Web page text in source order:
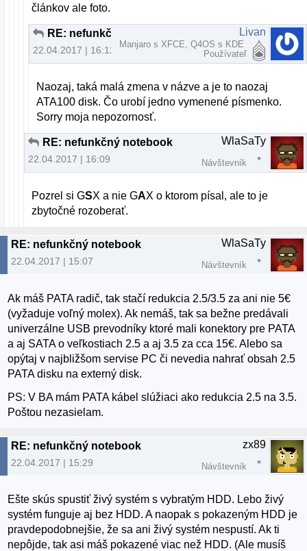
článkov ale foto.
RE: nefunkčný notebook
22.04.2017 | 16:12
Livan
Manjaro s XFCE, Q4OS s KDE
Používateľ
Naozaj, taká malá zmena v názve a je to naozaj
ATA100 disk. Čo urobí jedno vymenené písmenko.
Sorry moja nepozornosť.
RE: nefunkčný notebook
22.04.2017 | 16:09
WlaSaTy
Návštevník
Pozrel si GSX a nie GAX o ktorom písal, ale to je
zbytočné rozoberať.
RE: nefunkčný notebook
22.04.2017 | 15:07
WlaSaTy
Návštevník
Ak máš PATA radič, tak stačí redukcia 2.5/3.5 za ani nie 5€
(vyžaduje voľný molex). Ak nemáš, tak sa bežne predávali
univerzálne USB prevodníky ktoré mali konektory pre PATA
a aj SATA o veľkostiach 2.5 a aj 3.5 za cca 15€. Alebo sa
opýtaj v najbližšom servise PC či nevedia nahrať obsah 2.5
PATA disku na externý disk.
PS: V BA mám PATA kábel slúžiaci ako redukcia 2.5 na 3.5.
Poštou nezasielam.
RE: nefunkčný notebook
22.04.2017 | 15:29
zx89
Návštevník
Ešte skús spustiť živý systém s vybratým HDD. Lebo živý
systém funguje aj bez HDD. A naopak s pokazeným HDD je
pravdepodobnejšie, že sa ani živý systém nespustí. Ak ti
nepôjde, tak asi máš pokazené viac než HDD. (Ale musíš